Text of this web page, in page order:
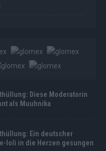
Diese Moderatorin
als Muuhnika
Ein deutscher
Ioli in die Herzen gesungen